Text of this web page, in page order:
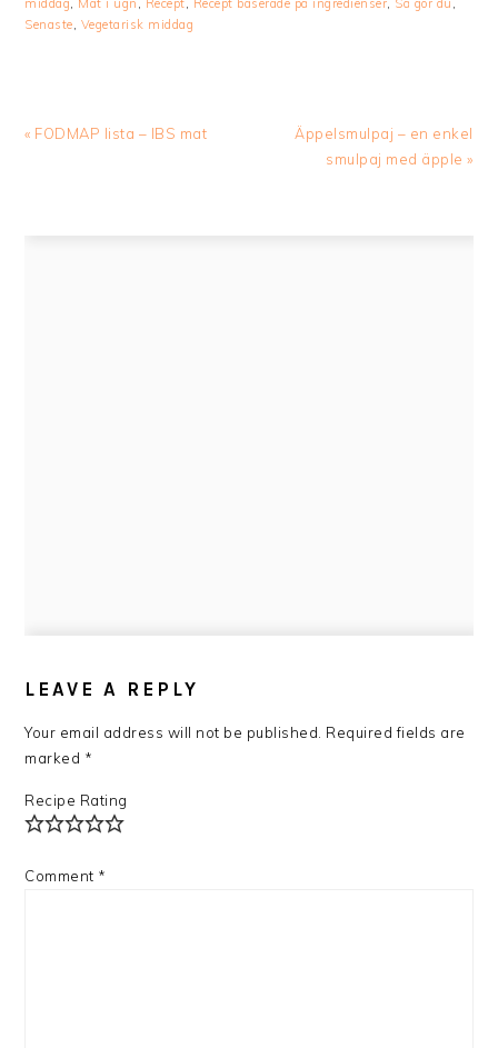
Senaste Vegetarisk middag
Previous
« FODMAP lista – IBS mat
Next
Post:
Äppelsmulpaj – en enkel
smulpaj med äpple »
INTERACTIONS
LEAVE A REPLY
Your email address will not be published. Required fields are
marked *
Recipe Rating
Comment *